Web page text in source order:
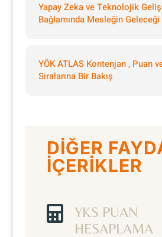
Yapay Zeka ve Teknolojik
Bağlamında Mesleğin Geleceği
YÖK ATLAS Kontenjan , Puan
Sıralarına Bir Bakış
DİĞER
İÇERİKLER

YKS PUAN
HESAPLAMA